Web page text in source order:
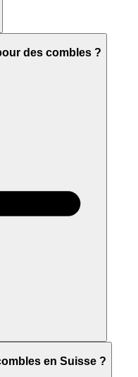
des combles ?
en Suisse ?